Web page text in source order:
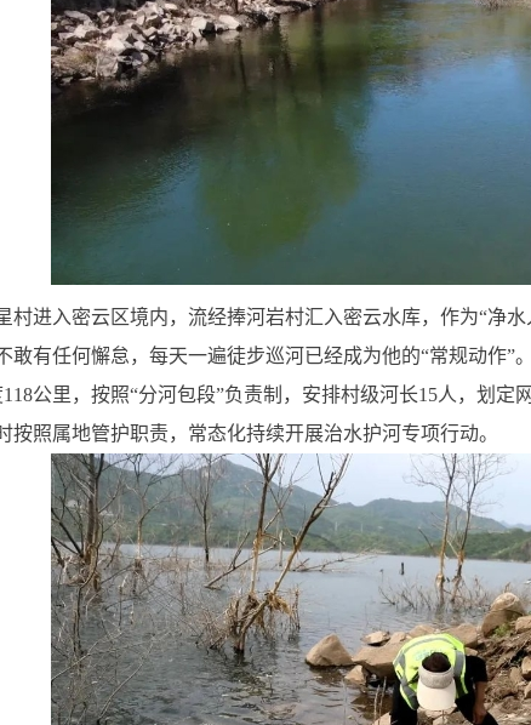
村进入密云区境内，流经捧河岩村汇入密云水库，作为“净
敢有任何懈怠，每天一遍徒步巡河已经成为他的“常规动作
公里，按照“分河包段”负责制，安排村级河长15人，划
按照属地管护职责，常态化持续开展治水护河专项行动。